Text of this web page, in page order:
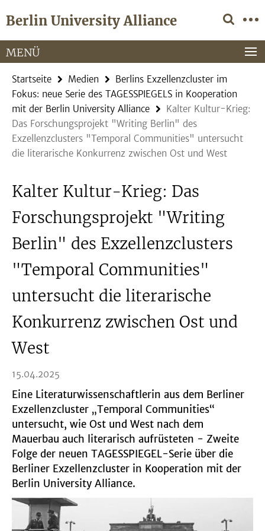
direkt
Inhalt
Berlin University Alliance
Service-
Navigation
MENÜ
Startseite Medien
Berlins Exzellenzcluster im
Fokus: neue Serie des TAGESSPIEGELS in Kooperation
mit der Berlin University Alliance
Kalter Kultur-Krieg:
Das Forschungsprojekt "Writing Berlin" des
Exzellenzclusters "Temporal Communities" untersucht
die literarische Konkurrenz zwischen Ost und West
Kalter Kultur-Krieg: Das
Forschungsprojekt "Writing
Berlin" des Exzellenzclusters
"Temporal Communities"
untersucht die literarische
Konkurrenz zwischen Ost und
West
15.04.2025
Eine Literaturwissenschaftlerin aus dem Berliner
Exzellenzcluster „Temporal Communities“
untersucht, wie Ost und West nach dem
Mauerbau auch literarisch aufrüsteten - Zweite
Folge der neuen TAGESSPIEGEL-Serie über die
Berliner Exzellenzcluster in Kooperation mit der
Berlin University Alliance.